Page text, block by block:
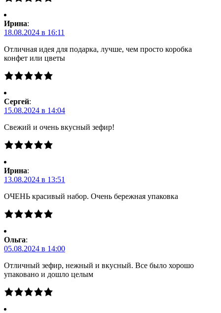
Ирина:
18.08.2024 в 16:11
Отличная идея для подарка, лучше, чем просто коробка
конфет или цветы
Сергей:
15.08.2024 в 14:04
Свежий и очень вкусный зефир!
Ирина:
13.08.2024 в 13:51
ОЧЕНЬ красивый набор. Очень бережная упаковка
Ольга:
05.08.2024 в 14:00
Отличный зефир, нежный и вкусный. Все было хорошо
упаковано и дошло целым